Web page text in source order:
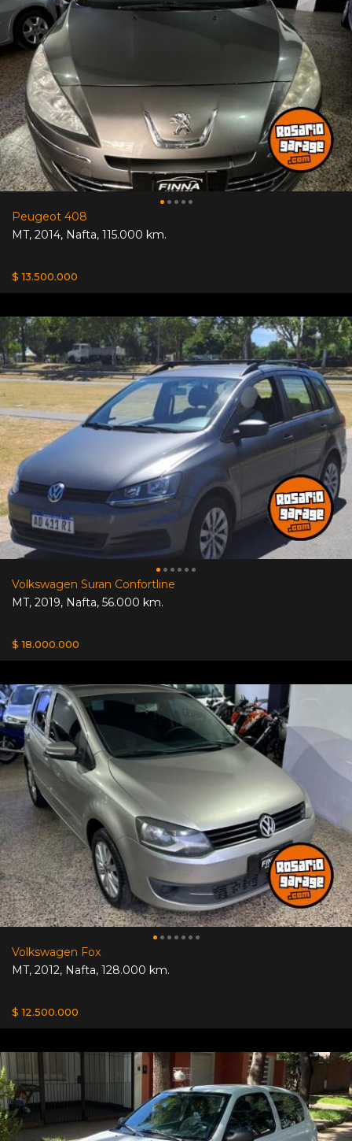
Peugeot 408
MT, 2014, Nafta, 115.000 km.
$ 13.500.000
Volkswagen Suran Confortline
MT, 2019, Nafta, 56.000 km.
$ 18.000.000
Volkswagen Fox
MT, 2012, Nafta, 128.000 km.
$ 12.500.000